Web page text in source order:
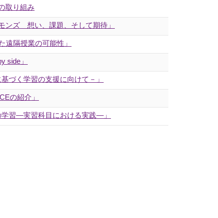
取り組み
ンズ 想い、課題、そして期待」
隔授業の可能性」
side」
づく学習の支援に向けて－」
の紹介」
習―実習科目における実践―」